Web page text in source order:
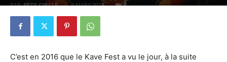
PAR PETE CIRCLE 4 MARS 2024 0
C’est en 2016 que le Kave Fest a vu le jour, à la suite